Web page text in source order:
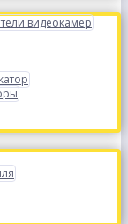
видеокамер